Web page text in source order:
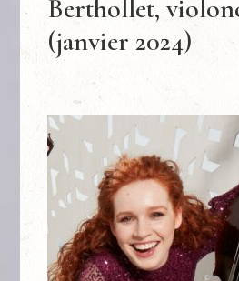
Berthollet,
(janvier 2024)